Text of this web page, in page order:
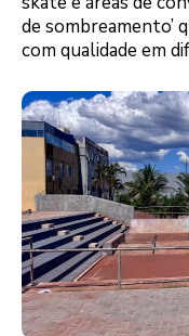
de sombreamento’
com qualidade em